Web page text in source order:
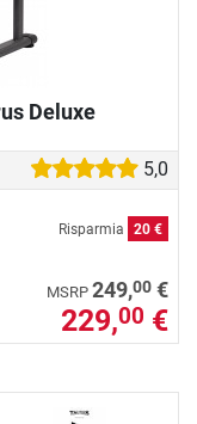
Deluxe
5,0
Risparmia 20 €
MSRP 249,00 €
229,00 €